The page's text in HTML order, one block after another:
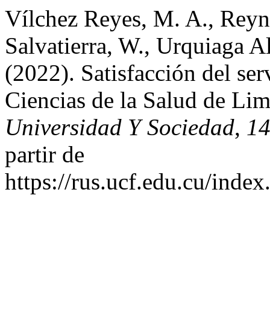
Vílchez Reyes, M. A.,
Salvatierra, W., Urquiaga
(2022). Satisfacción del
Ciencias de la Salud de
Universidad Y Sociedad, 14
partir de
https://rus.ucf.edu.cu/